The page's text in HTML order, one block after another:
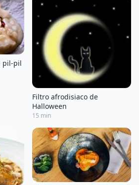
pil-pil
Filtro afrodisiaco de
Halloween
15 min